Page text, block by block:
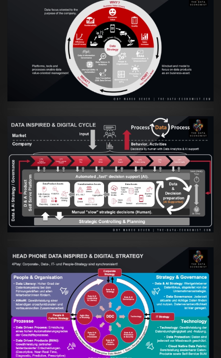
VIEW
Artikel:Prozesse und Daten müssen Hand
in Hand gehen
VIEW
Artikel:Kennst Du schon die "Head Phone
Data Driven Strategy"?
VIEW